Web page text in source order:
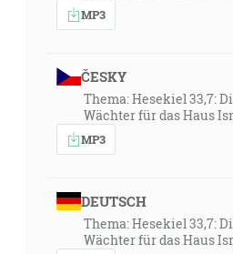
MP3
ČESKY
Thema: Hesekiel 33,7:
Wächter für das Haus
MP3
DEUTSCH
Thema: Hesekiel 33,7:
Wächter für das Haus